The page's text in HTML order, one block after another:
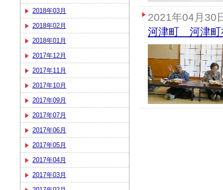
2018年03月
2018年02月
2018年01月
2017年12月
2017年11月
2017年10月
2017年09月
2017年07月
2017年06月
2017年05月
2017年04月
2017年03月
2021年04月30
河津町 河津町